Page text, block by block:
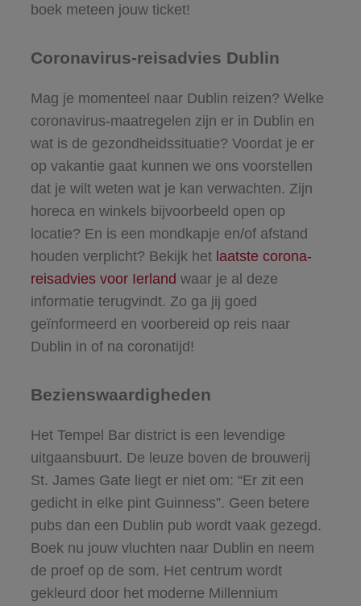
boek meteen jouw ticket!
Coronavirus-reisadvies Dublin
Mag je momenteel naar Dublin reizen? Welke
coronavirus-maatregelen zijn er in Dublin en
wat is de gezondheidssituatie? Voordat je er
op vakantie gaat kunnen we ons voorstellen
dat je wilt weten wat je kan verwachten. Zijn
horeca en winkels bijvoorbeeld open op
locatie? En is een mondkapje en/of afstand
houden verplicht? Bekijk het laatste corona-
reisadvies voor Ierland waar je al deze
informatie terugvindt. Zo ga jij goed
geïnformeerd en voorbereid op reis naar
Dublin in of na coronatijd!
Bezienswaardigheden
Het Tempel Bar district is een levendige
uitgaansbuurt. De leuze boven de brouwerij
St. James Gate liegt er niet om: “Er zit een
gedicht in elke pint Guinness”. Geen betere
pubs dan een Dublin pub wordt vaak gezegd.
Boek nu jouw vluchten naar Dublin en neem
de proef op de som. Het centrum wordt
gekleurd door het moderne Millennium